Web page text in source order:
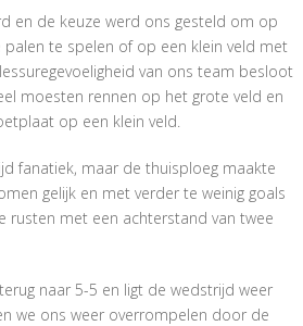
en de keuze werd ons gesteld om op
te spelen of op een klein veld met
van ons team besloot
moesten rennen op het grote veld en
op een klein veld.
fanatiek, maar de thuisploeg maakte
gelijk en met verder te weinig goals
rusten met een achterstand van twee
naar 5-5 en ligt de wedstrijd weer
we ons weer overrompelen door de